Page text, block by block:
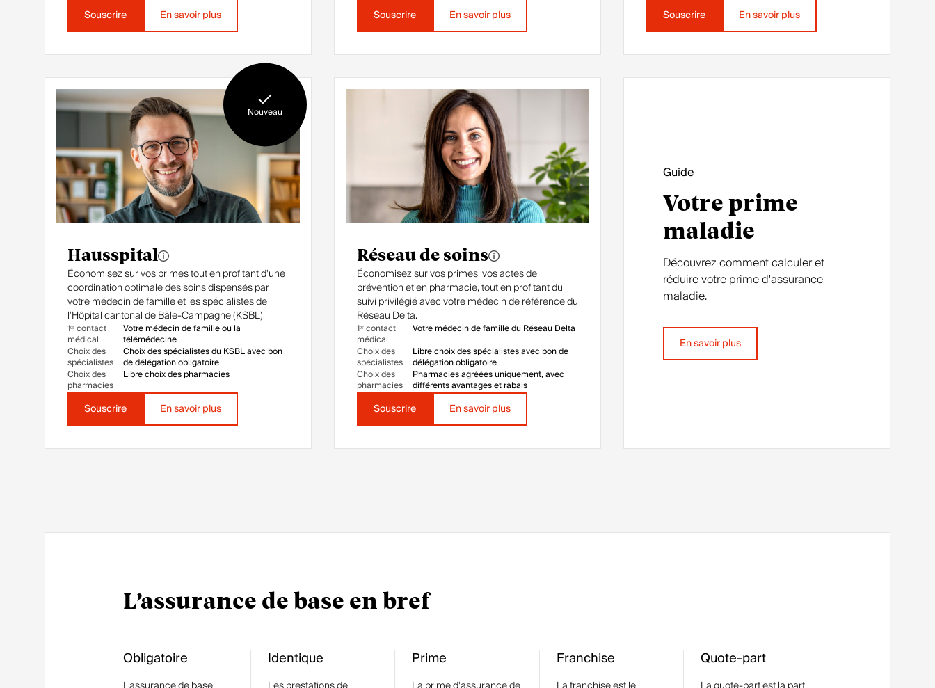
Souscrire En savoir plus Souscrire En savoir plus Souscrire En savoir plus
Nouveau
Hausspital
Économisez sur vos primes tout en profitant d'une
coordination optimale des soins dispensés par
votre médecin de famille et les spécialistes de
l’Hôpital cantonal de Bâle-Campagne (KSBL).
1ᵉʳ contact
médical
Votre médecin de famille ou la
télémédecine
Choix des
spécialistes
Choix des spécialistes du KSBL avec bon
de délégation obligatoire
Choix des
pharmacies
Libre choix des pharmacies
Souscrire En savoir plus
Réseau de soins
Économisez sur vos primes, vos actes de
prévention et en pharmacie, tout en profitant du
suivi privilégié avec votre médecin de référence du
Réseau Delta.
1ᵉʳ contact
médical
Votre médecin de famille du Réseau Delta
Choix des
spécialistes
Libre choix des spécialistes avec bon de
délégation obligatoire
Choix des
pharmacies
Pharmacies agréées uniquement, avec
différents avantages et rabais
Souscrire En savoir plus
Guide
Votre prime
maladie
Découvrez comment calculer et
réduire votre prime d'assurance
maladie.
En savoir plus
L’assurance de base en bref
Obligatoire Identique Prime Franchise Quote-part